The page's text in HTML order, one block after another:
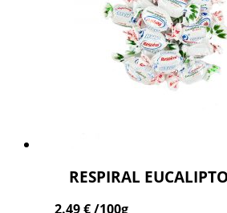
RESPIRAL
2.49 €/100g